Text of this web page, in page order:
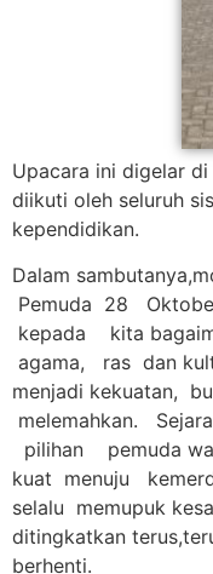
Upacara ini digelar di
diikuti oleh seluruh
kependidikan.
Dalam
Pemuda 28
kepada kita
agama, ras dan
menjadi kekuatan,
melemahkan.
pilihan pemuda
kuat menuju
selalu memupuk
ditingkatkan
berhenti.